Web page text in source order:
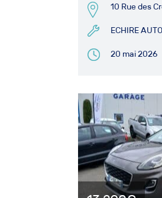
10 Rue des
ECHIRE AUTO
20 mai 2026